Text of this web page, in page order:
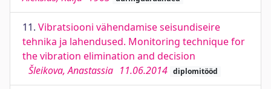
11. Vibratsiooni vähendamise seisundiseire
tehnika ja lahendused. Monitoring technique for
the vibration elimination and decision
Šleikova, Anastassia 11.06.2014 diplomitööd